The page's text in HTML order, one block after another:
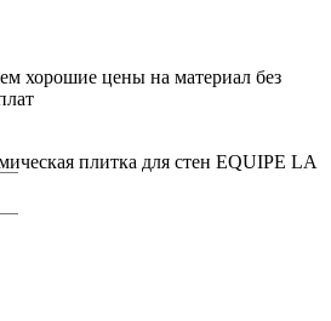
хорошие цены на материал без
плитка для стен EQUIPE LA